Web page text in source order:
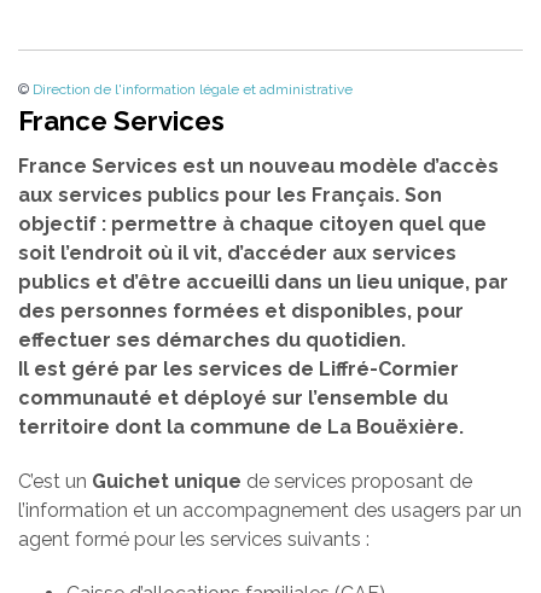
© Direction de l'information légale et administrative
France Services
France Services est un nouveau modèle d’accès
aux services publics pour les Français. Son
objectif : permettre à chaque citoyen quel que
soit l’endroit où il vit, d’accéder aux services
publics et d’être accueilli dans un lieu unique, par
des personnes formées et disponibles, pour
effectuer ses démarches du quotidien.
Il est géré par les services de Liffré-Cormier
communauté et déployé sur l’ensemble du
territoire dont la commune de La Bouëxière.
C’est un Guichet unique de services proposant de
l’information et un accompagnement des usagers par un
agent formé pour les services suivants :